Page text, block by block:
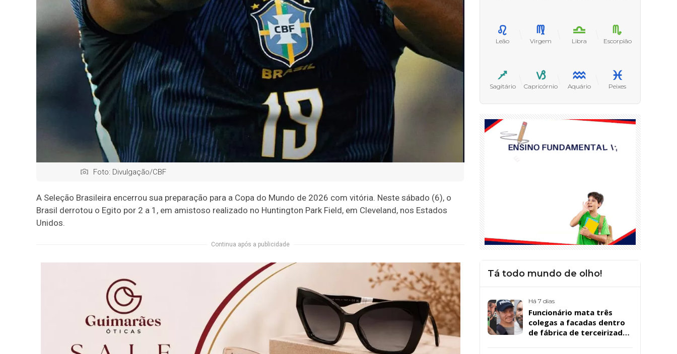
Foto: Divulgação/CBF
A Seleção Brasileira encerrou sua preparação para a Copa do Mundo de 2026 com vitória. Neste sábado (6), o
Brasil derrotou o Egito por 2 a 1, em amistoso realizado no Huntington Park Field, em Cleveland, nos Estados
Unidos.
Continua após a publicidade
Leão Virgem Libra Escorpião
Sagitário Capricórnio Aquário Peixes
Tá todo mundo de olho!
Há 7 dias
Funcionário mata três
colegas a facadas dentro
de fábrica de terceirizada